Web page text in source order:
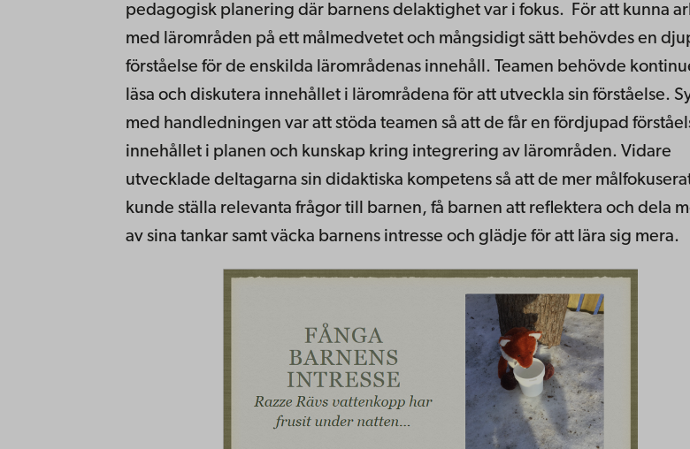
pedagogisk planering där barnens delaktighet var i fokus. För att kunna
med lärområden på ett målmedvetet och mångsidigt sätt behövdes en
förståelse för de enskilda lärområdenas innehåll. Teamen behövde
läsa och diskutera innehållet i lärområdena för att utveckla sin förståelse.
med handledningen var att stöda teamen så att de får en fördjupad
innehållet i planen och kunskap kring integrering av lärområden. Vidare
utvecklade deltagarna sin didaktiska kompetens så att de mer
kunde ställa relevanta frågor till barnen, få barnen att reflektera och dela
av sina tankar samt väcka barnens intresse och glädje för att lära sig mera.